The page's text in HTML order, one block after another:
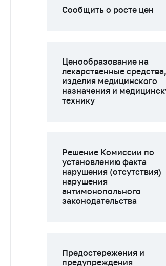
Сообщить о росте цен
Ценообразование на
лекарственные средства,
изделия медицинского
назначения и
технику
Решение Комиссии по
установлению факта
нарушения (отсутствия)
нарушения
антимонопольного
законодательства
Предостережения и
предупреждения